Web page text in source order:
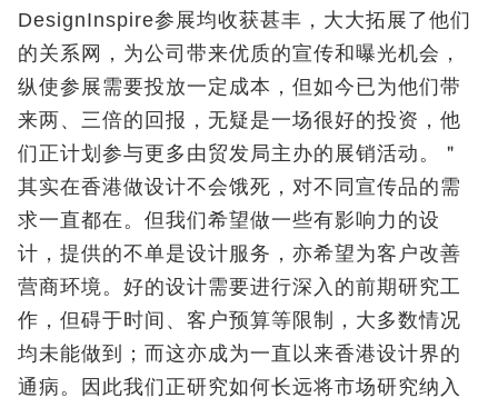
DesignInspire参展均收获甚丰，大大拓展了他们
的关系网，为公司带来优质的宣传和曝光机会，
纵使参展需要投放一定成本，但如今已为他们带
来两、三倍的回报，无疑是一场很好的投资，他
们正计划参与更多由贸发局主办的展销活动。＂
其实在香港做设计不会饿死，对不同宣传品的需
求一直都在。但我们希望做一些有影响力的设
计，提供的不单是设计服务，亦希望为客户改善
营商环境。好的设计需要进行深入的前期研究工
作，但碍于时间、客户预算等限制，大多数情况
均未能做到；而这亦成为一直以来香港设计界的
通病。因此我们正研究如何长远将市场研究纳入